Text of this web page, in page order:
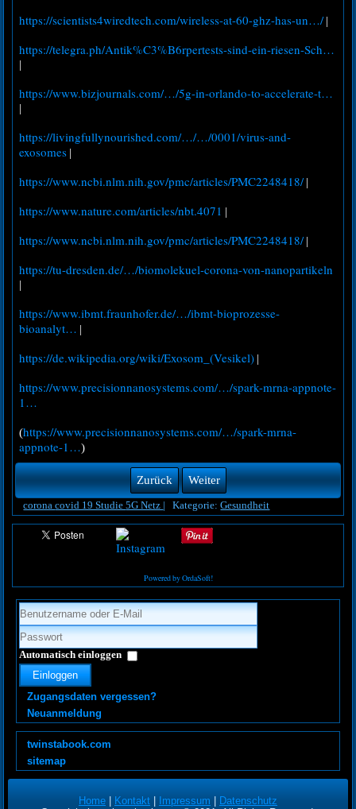
https://scientists4wiredtech.com/wireless-at-60-ghz-has-un…/|
https://telegra.ph/Antik%C3%B6rpertests-sind-ein-riesen-Sch…
|
https://www.bizjournals.com/…/5g-in-orlando-to-accelerate-t…
|
https://livingfullynourished.com/…/…/0001/virus-and-
exosomes |
https://www.ncbi.nlm.nih.gov/pmc/articles/PMC2248418/|
https://www.nature.com/articles/nbt.4071 |
https://www.ncbi.nlm.nih.gov/pmc/articles/PMC2248418/|
https://tu-dresden.de/…/biomolekuel-corona-von-nanopartikeln
|
https://www.ibmt.fraunhofer.de/…/ibmt-bioprozesse-
bioanalyt… |
https://de.wikipedia.org/wiki/Exosom_(Vesikel) |
https://www.precisionnanosystems.com/…/spark-mrna-appnote-
1…
(https://www.precisionnanosystems.com/…/spark-mrna-
appnote-1…)
Zurück Weiter
coronacovid 19 Studie5G Netz | Kategorie:Gesundheit
Powered by OrdaSoft!
Automatisch einloggen
Einloggen
Zugangsdaten vergessen?
Neuanmeldung
twinstabook.com
sitemap
Home Kontakt Impressum
Datenschutz